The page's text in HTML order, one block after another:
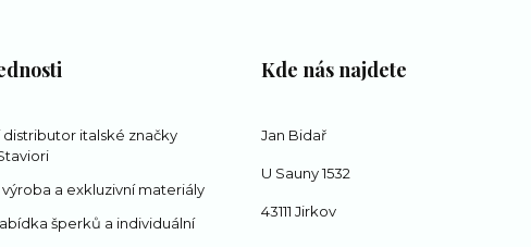
italské značky
a exkluzivní materiály
šperků a individuální
Kde nás najdete
Jan Bidař
U Sauny 1532
43111 Jirkov